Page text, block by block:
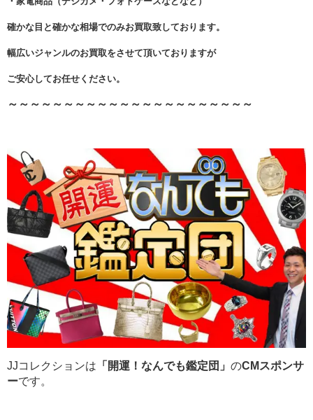
確かな目と確かな相場でのみお買取致しております。
幅広いジャンルのお買取をさせて頂いておりますが
ご安心してお任せください。
～～～～～～～～～～～～～～～～～～～～～～
JJコレクションは 「開運！なんでも鑑定団」 のCMスポンサ
ーです。